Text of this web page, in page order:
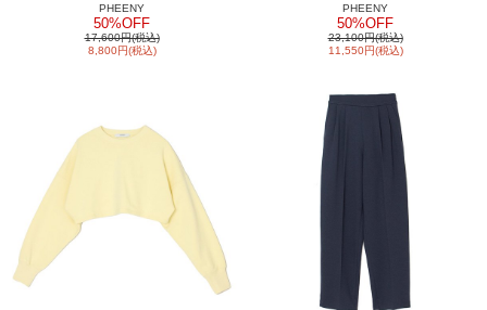
PHEENY
50%OFF
17,600円(税込)
8,800円(税込)
PHEENY
50%OFF
23,100円(税込)
11,550円(税込)